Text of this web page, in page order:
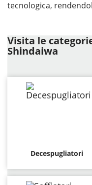
tecnologica,
Visita le
Shindaiwa
Decespugliatori